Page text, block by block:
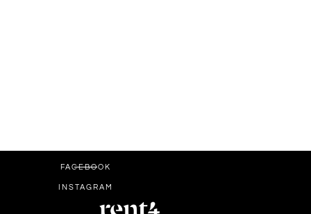
FACEBOOK
INSTAGRAM